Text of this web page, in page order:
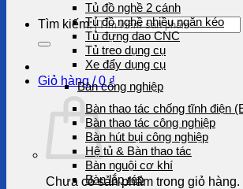
Tìm kiếm:
Giỏ hàng /0 ₫
Chưa có sản phẩm trong giỏ hàng.
Tủ đồ nghề 2 cánh
Tủ đồ nghề nhiều ngăn kéo
Tủ đựng dao CNC
Tủ treo dụng cụ
Xe đẩy dụng cụ
Bàn công nghiệp
Bàn thao tác chống tĩnh điện
Bàn thao tác công nghiệp
Bàn hút bụi công nghiệp
Hệ tủ & Bàn thao tác
Bàn nguội cơ khí
Bàn lắp ráp